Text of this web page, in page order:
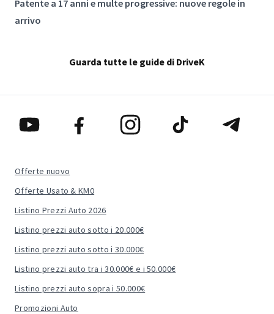
Patente a 17 anni e multe progressive: nuove regole in
arrivo
Guarda tutte le guide di DriveK
Offerte nuovo
Offerte Usato & KM0
Listino Prezzi Auto 2026
Listino prezzi auto sotto i 20.000€
Listino prezzi auto sotto i 30.000€
Listino prezzi auto tra i 30.000€ e i 50.000€
Listino prezzi auto sopra i 50.000€
Promozioni Auto